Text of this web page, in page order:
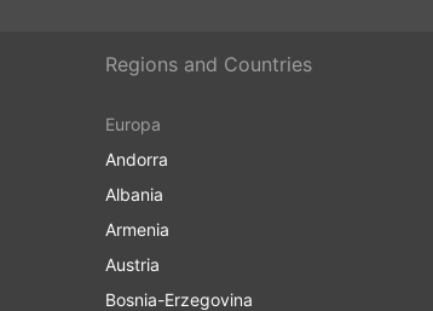
Regions and Countries
Europa
Andorra
Albania
Armenia
Austria
Bosnia-Erzegovina